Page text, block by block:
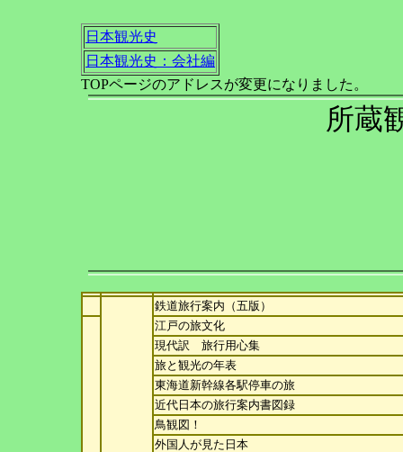
日本観光史
日本観光史：会社編
TOPページのアドレスが変更になりました。
所蔵
鉄道旅行案内（五版）
江戸の旅文化
現代訳 旅行用心集
旅と観光の年表
東海道新幹線各駅停車の旅
近代日本の旅行案内書図録
鳥観図！
外国人が見た日本